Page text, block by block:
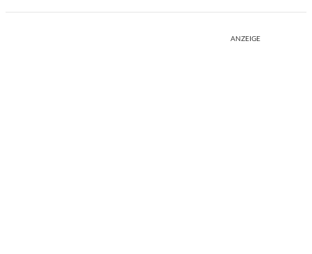
ANZEIGE